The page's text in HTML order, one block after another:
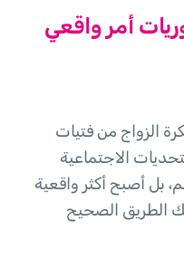
أمر واقعي
الزواج من فتيات
الاجتماعية
بل أصبح أكثر واقعية
الطريق الصحيح